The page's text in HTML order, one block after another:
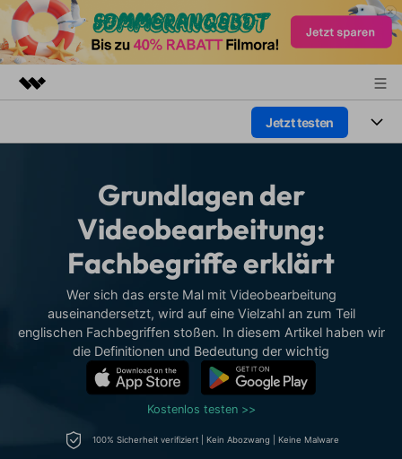
Dienstprogramme
Presseraum
Jetzt testen
Funktionen
Video/Foto
Text
Lösungen
Soziale Medien
Marketing & Business
Lifestyle & Spaß
Ressourcen
Video-Prompts
Über 100 heiße Video-
Prompts – schnell ähnliche
Videos erstellen
Meisterkurs
Beherrschen Sie
fortgeschrittene
Hilfe-Center
Erste Schritte
KAUFEN
Grundlagen der
Videobearbeitung:
Fachbegriffe erklärt
Wer sich das erste Mal mit Videobearbeitung
auseinandersetzt, wird auf eine Vielzahl an zum Teil
englischen Fachbegriffen stoßen. In diesem Artikel haben wir
die Definitionen und Bedeutung der wichtig
Kostenlos testen >>
100% Sicherheit verifiziert | Kein Abozwang | Keine Malware